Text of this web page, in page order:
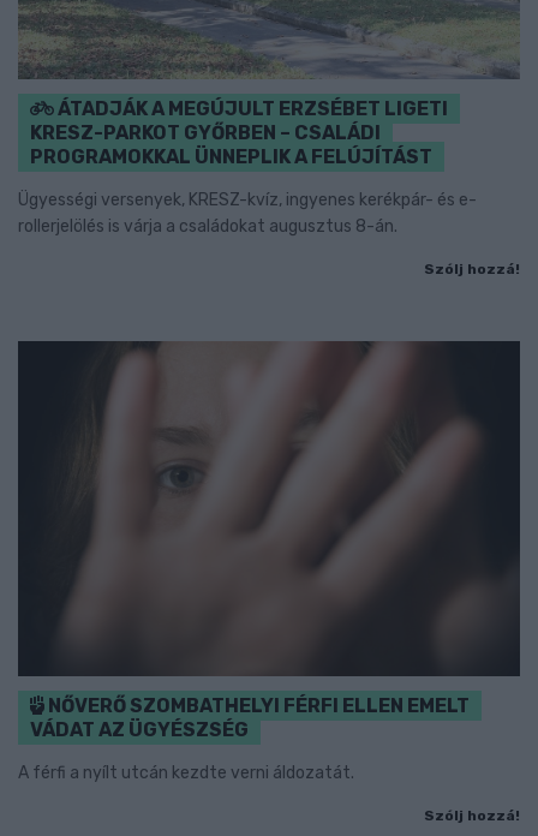
ÁTADJÁK A MEGÚJULT ERZSÉBET LIGETI
KRESZ-PARKOT GYŐRBEN – CSALÁDI
PROGRAMOKKAL ÜNNEPLIK A FELÚJÍTÁST
Ügyességi versenyek, KRESZ-kvíz, ingyenes kerékpár- és e-
rollerjelölés is várja a családokat augusztus 8-án.
Szólj hozzá!
NŐVERŐ SZOMBATHELYI FÉRFI ELLEN EMELT
VÁDAT AZ ÜGYÉSZSÉG
A férfi a nyílt utcán kezdte verni áldozatát.
Szólj hozzá!